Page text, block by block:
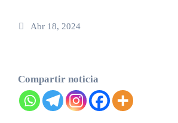
Abr 18, 2024
Compartir noticia